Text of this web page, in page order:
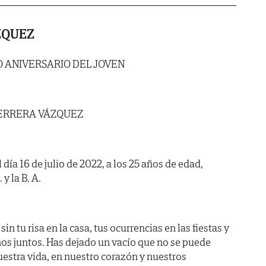
ANIVERSARIO DEL JOVEN
VÁZQUEZ
16 de julio de 2022, a los 25 años de edad,
la B. A.
tu risa en la casa, tus ocurrencias en las fiestas y
juntos. Has dejado un vacío que no se puede
vida, en nuestro corazón y nuestros